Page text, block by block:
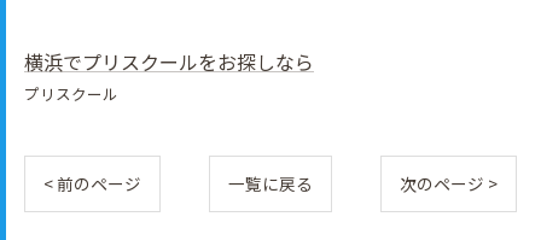
横浜でプリスクールをお探しなら
プリスクール
< 前のページ 一覧に戻る 次のページ >